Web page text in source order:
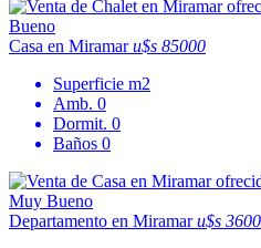
Bueno
Casa en Miramaru$s 85000
Superficie m2
Amb. 0
Dormit. 0
Baños 0
Muy Bueno
Departamento en Miramaru$s